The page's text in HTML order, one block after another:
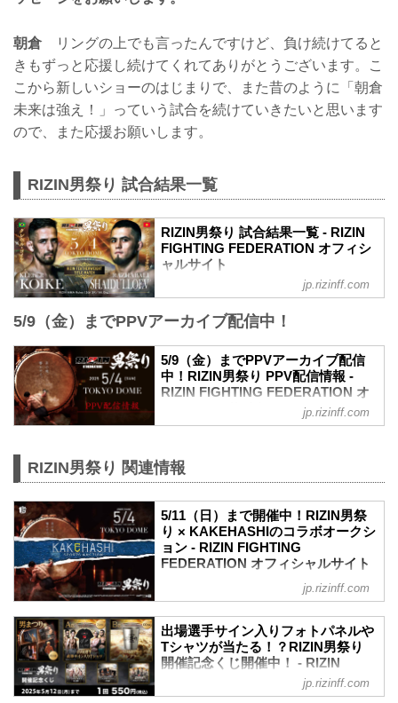
朝倉リングの上でも言ったんですけど、負け続けてると
きもずっと応援し続けてくれてありがとうございます。こ
こから新しいショーのはじまりで、また昔のように「朝倉
未来は強え！」っていう試合を続けていきたいと思います
ので、また応援お願いします。
RIZIN男祭り 試合結果一覧
RIZIN男祭り 試合結果一覧 - RIZIN
FIGHTING FEDERATION オフィシ
ャルサイト
第16試合／フェザー級タイトルマッチ ク
イドゥラエフ
RIZIN MMAルール：5分 3R（66.0kg）
（LOSE）クレベル・コイケ vs. ラジャブ
アリ・シェイドゥラエフ（WIN）
1R 1分02秒 KO（グラウンドパンチ）
≫ 試合結果詳細
RIZIN MMAルール：5分 3R（66.0kg）
（WIN）朝倉未来 vs. 鈴木千裕（LOSE）
jp.rizinff.com
5/9（金）までPPVアーカイブ配信中！
5/9（金）までPPVアーカイブ配信
中！RIZIN男祭り PPV配信情報 -
RIZIN FIGHTING FEDERATION オ
ABEMA、U-NEXT、RIZIN LIVEにて販売
がスタートしたぞ！（※スカパー！は
※4/15（火）販売開始）
お得なPPV前売りチケットは、大会前日
の5月3日（土）23:59まで販売！
会場に来られない方、また会場にも行く
が実況・解説ありで試合を見たい方は是
非、お好きな配信サービスでRIZIN男祭り
を全試合リアルタイムで視聴しよう！
PPV販売スケジュール一覧
配信日時 料金 配信媒体 ...
jp.rizinff.com
RIZIN男祭り 関連情報
5/11（日）まで開催中！RIZIN男祭
り × KAKEHASHIのコラボオークシ
ョン - RIZIN FIGHTING
FEDERATION オフィシャルサイト
2025年5月4日（日）開催のRIZIN男祭り
でも、オークションプラットフォーム
『KAKEHASHI』ととのコラボオークシ
ョンの開催が決定したぞ！
オークションで出品されるアイテムは、
選手たちの感謝の気持ちを形にしたもの
であり、ファンとの絆を深め、ファンの
jp.rizinff.com
出場選手サイン入りフォトパネルや
Tシャツが当たる！？RIZIN男祭り
開催記念くじ開催中！ - RIZIN
FIGHTING FEDERATION オフィシ
ャルサイト
jp.rizinff.com